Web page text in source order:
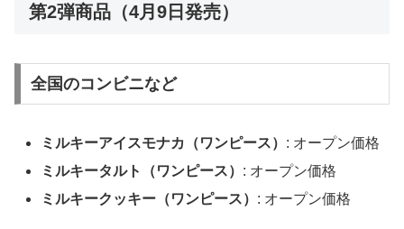
第2弾商品（4月9日発売）
全国のコンビニなど
ミルキーアイスモナカ（ワンピース） : オープン価格
ミルキータルト（ワンピース） : オープン価格
ミルキークッキー（ワンピース） : オープン価格